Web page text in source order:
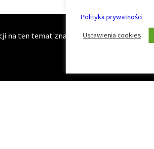
ten temat znajduje się na stronie
Polityka prywatności
Ustawienia cookies